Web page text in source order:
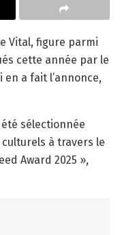
Vital, figure parmi
cette année par le
en a fait l’annonce,
été sélectionnée
à travers le
Award 2025 »,